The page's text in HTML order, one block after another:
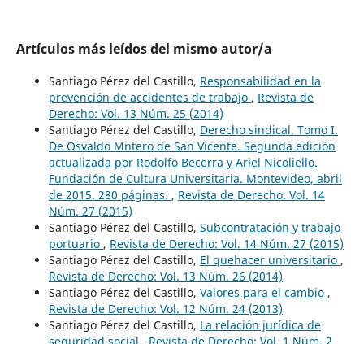
Artículos más leídos del mismo autor/a
Santiago Pérez del Castillo, Responsabilidad en la
prevención de accidentes de trabajo , Revista de
Derecho: Vol. 13 Núm. 25 (2014)
Santiago Pérez del Castillo, Derecho sindical. Tomo I.
De Osvaldo Mntero de San Vicente. Segunda edición
actualizada por Rodolfo Becerra y Ariel Nicoliello.
Fundación de Cultura Universitaria. Montevideo, abril
de 2015. 280 páginas. , Revista de Derecho: Vol. 14
Núm. 27 (2015)
Santiago Pérez del Castillo, Subcontratación y trabajo
portuario , Revista de Derecho: Vol. 14 Núm. 27 (2015)
Santiago Pérez del Castillo, El quehacer universitario ,
Revista de Derecho: Vol. 13 Núm. 26 (2014)
Santiago Pérez del Castillo, Valores para el cambio ,
Revista de Derecho: Vol. 12 Núm. 24 (2013)
Santiago Pérez del Castillo, La relación jurídica de